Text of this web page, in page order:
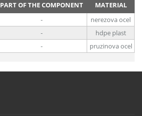
PART OF THE COMPONENT
MATERIAL
-
nerezova ocel
-
hdpe plast
- pruzinova ocel